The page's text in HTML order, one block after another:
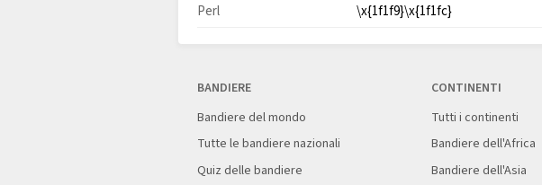
Perl
\x{1f1f9}\x{1f1fc}
BANDIERE
Bandiere del mondo
Tutte le bandiere nazionali
Quiz delle bandiere
CONTINENTI
Tutti i continenti
Bandiere dell'Africa
Bandiere dell'Asia